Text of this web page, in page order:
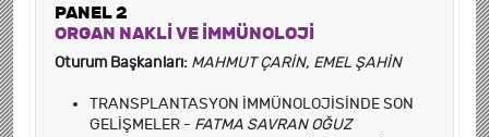
PANEL 2
ORGAN NAKLİ VE İMMÜNOLOJİ
Oturum Başkanları: MAHMUT ÇARİN, EMEL ŞAHİN
TRANSPLANTASYON İMMÜNOLOJİSİNDE SON
GELİŞMELER - FATMA SAVRAN OĞUZ